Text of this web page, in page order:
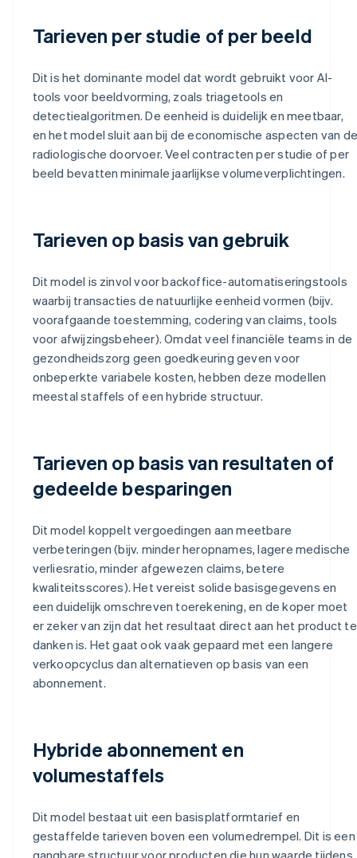
Tarieven per studie of per beeld
Dit is het dominante model dat wordt gebruikt voor AI-
tools voor beeldvorming, zoals triagetools en
detectiealgoritmen. De eenheid is duidelijk en meetbaar,
en het model sluit aan bij de economische aspecten van de
radiologische doorvoer. Veel contracten per studie of per
beeld bevatten minimale jaarlijkse volumeverplichtingen.
Tarieven op basis van gebruik
Dit model is zinvol voor backoffice-automatiseringstools
waarbij transacties de natuurlijke eenheid vormen (bijv.
voorafgaande toestemming, codering van claims, tools
voor afwijzingsbeheer). Omdat veel financiële teams in de
gezondheidszorg geen goedkeuring geven voor
onbeperkte variabele kosten, hebben deze modellen
meestal staffels of een hybride structuur.
Tarieven op basis van resultaten of
gedeelde besparingen
Dit model koppelt vergoedingen aan meetbare
verbeteringen (bijv. minder heropnames, lagere medische
verliesratio, minder afgewezen claims, betere
kwaliteitsscores). Het vereist solide basisgegevens en
een duidelijk omschreven toerekening, en de koper moet
er zeker van zijn dat het resultaat direct aan het product te
danken is. Het gaat ook vaak gepaard met een langere
verkoopcyclus dan alternatieven op basis van een
abonnement.
Hybride abonnement en
volumestaffels
Dit model bestaat uit een basisplatformtarief en
gestaffelde tarieven boven een volumedrempel. Dit is een
gangbare structuur voor producten die hun waarde tijdens